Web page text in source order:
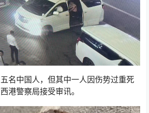
名中国人，但其中一人因伤势过重死
港警察局接受审讯。